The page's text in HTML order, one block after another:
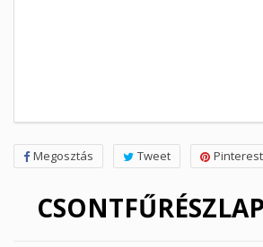
Megosztás Tweet Pinterest